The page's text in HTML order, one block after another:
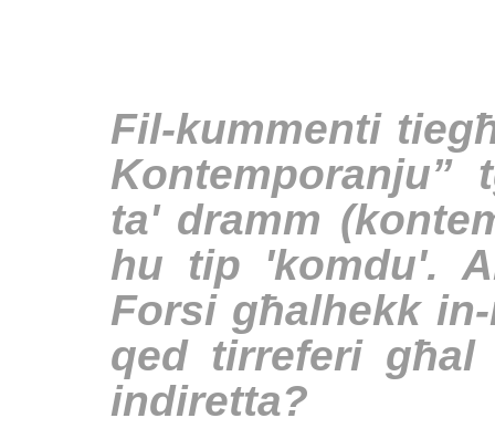
Fil-kummenti
Kontemporanju”
ta' dramm
hu tip 'komdu'.
Forsi għalhekk
qed tirreferi
indiretta?